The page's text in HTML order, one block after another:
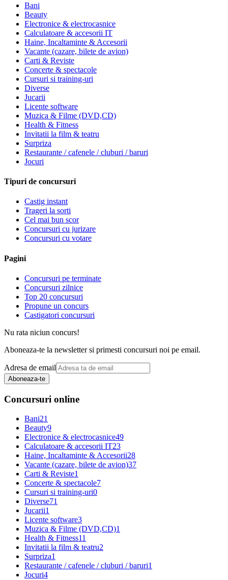
Bani
Beauty
Electronice & electrocasnice
Calculatoare & accesorii IT
Haine, Incaltaminte & Accesorii
Vacante (cazare, bilete de avion)
Carti & Reviste
Concerte & spectacole
Cursuri si training-uri
Diverse
Jucarii
Licente software
Muzica & Filme (DVD,CD)
Health & Fitness
Invitatii la film & teatru
Surpriza
Restaurante / cafenele / cluburi / baruri
Jocuri
Tipuri de concursuri
Castig instant
Trageri la sorti
Cel mai bun scor
Concursuri cu jurizare
Concursuri cu votare
Pagini
Concursuri pe terminate
Concursuri zilnice
Top 20 concursuri
Propune un concurs
Castigatori concursuri
Nu rata niciun concurs!
Aboneaza-te la newsletter si primesti concursuri noi pe email.
Adresa de email
Aboneaza-te
Concursuri online
Bani21
Beauty9
Electronice & electrocasnice49
Calculatoare & accesorii IT23
Haine, Incaltaminte & Accesorii28
Vacante (cazare, bilete de avion)37
Carti & Reviste1
Concerte & spectacole7
Cursuri si training-uri0
Diverse71
Jucarii1
Licente software3
Muzica & Filme (DVD,CD)1
Health & Fitness11
Invitatii la film & teatru2
Surpriza1
Restaurante / cafenele / cluburi / baruri1
Jocuri4